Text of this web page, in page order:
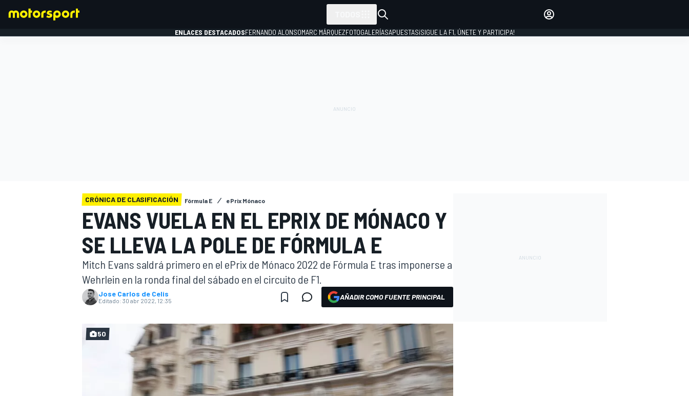
ENLACES DESTACADOSFERNANDO ALONSOMARC MÁRQUEZFOTOGALERÍASAPUESTAS¡SIGUE LA F1, ÚNETE Y PARTICIPA!
CRÓNICA DE CLASIFICACIÓN Fórmula E ePrix Mónaco
EVANS VUELA EN EL EPRIX DE MÓNACO Y
SE LLEVA LA POLE DE FÓRMULA E
Mitch Evans saldrá primero en el ePrix de Mónaco 2022 de Fórmula E tras imponerse a
Wehrlein en la ronda final del sábado en el circuito de F1.
Jose Carlos de Celis
Editado: 30 abr 2022, 12:35 AÑADIR COMO FUENTE PRINCIPAL
50